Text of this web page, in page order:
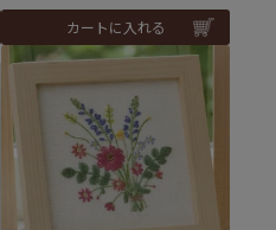
カートに入れる